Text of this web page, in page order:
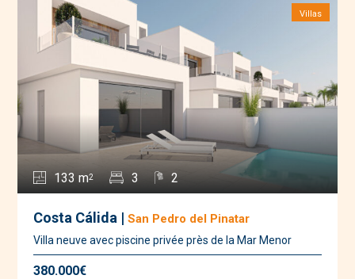
133 m2 3 2
Villas
Costa Cálida |San Pedro del Pinatar
Villa neuve avec piscine privée près de la Mar Menor
380.000€